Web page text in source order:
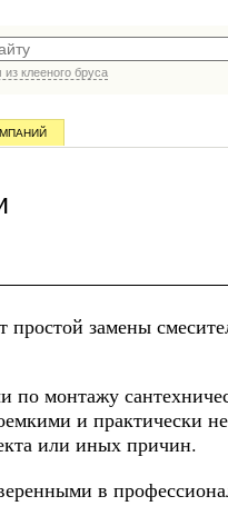
из клееного бруса
замены
по монтажу
и практически
или иных причин.
в